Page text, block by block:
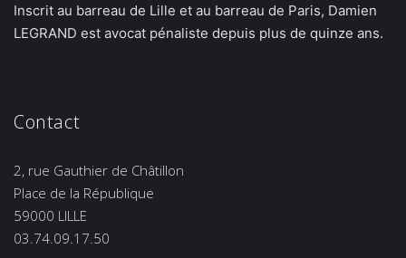
Inscrit au barreau de Lille et au barreau de Paris, Damien
LEGRAND est avocat pénaliste depuis plus de quinze ans.
Contact
2, rue Gauthier de Châtillon
Place de la République
59000 LILLE
03.74.09.17.50